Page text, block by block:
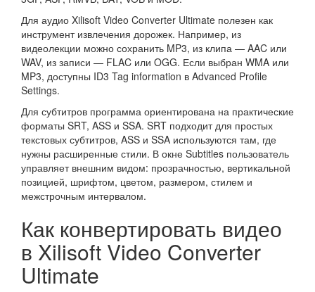
Для аудио Xilisoft Video Converter Ultimate полезен как
инструмент извлечения дорожек. Например, из
видеолекции можно сохранить MP3, из клипа — AAC или
WAV, из записи — FLAC или OGG. Если выбран WMA или
MP3, доступны ID3 Tag information в Advanced Profile
Settings.
Для субтитров программа ориентирована на практические
форматы SRT, ASS и SSA. SRT подходит для простых
текстовых субтитров, ASS и SSA используются там, где
нужны расширенные стили. В окне Subtitles пользователь
управляет внешним видом: прозрачностью, вертикальной
позицией, шрифтом, цветом, размером, стилем и
межстрочным интервалом.
Как конвертировать видео
в Xilisoft Video Converter
Ultimate